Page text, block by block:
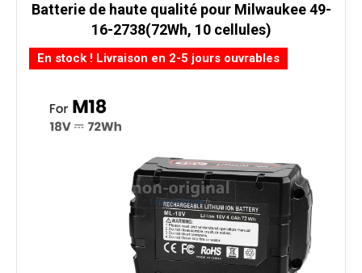
Batterie de haute qualité pour Milwaukee 49-
16-2738(72Wh, 10 cellules)
En stock ! Livraison en 2-5 jours ouvrables